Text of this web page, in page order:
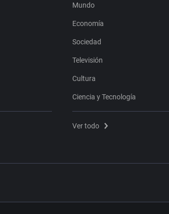
Mundo
Economía
Sociedad
Televisión
Cultura
Ciencia y Tecnología
Ver todo